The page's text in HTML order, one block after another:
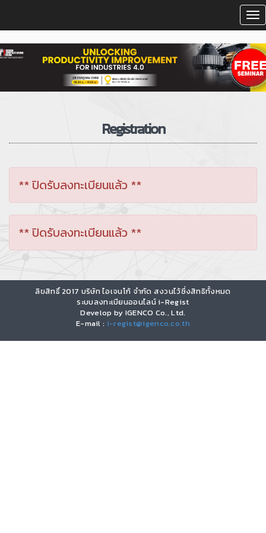
Registration
** ปิดรับลงทะเบียนแล้ว **
** ปิดรับลงทะเบียนแล้ว **
ลิขสิทธิ์ 2017 บริษัท ไอเจนโก้ จำกัด สงวนไว้ซึ่งสิทธิทั้งหมด
ระบบลงทะเบียนออนไลน์ i-Regist
Develop by IGENCO Co., Ltd.
E-mail : i-regist@igenco.co.th